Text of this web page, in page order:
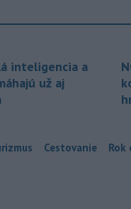
inteligencia a
už aj
Cestovanie Rok